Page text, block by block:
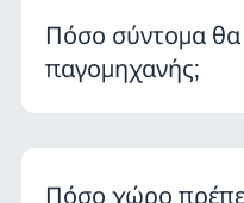
Πόσο σύντομα
παγομηχανής;
Πόσο χώρο